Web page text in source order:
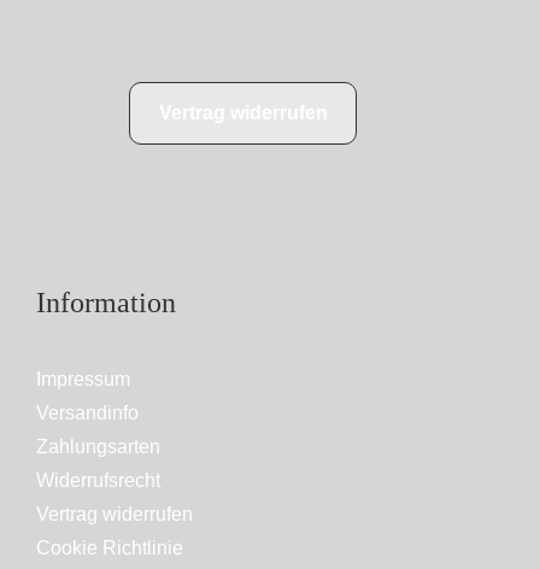
Information
Impressum
Versandinfo
Zahlungsarten
Widerrufsrecht
Vertrag widerrufen
Cookie Richtlinie